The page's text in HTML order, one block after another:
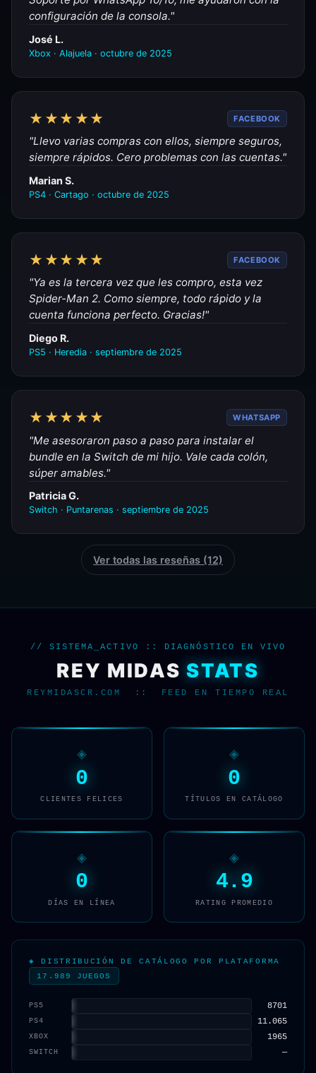
configuración de la consola."
José L.
Xbox · Alajuela · octubre de 2025
★★★★★ FACEBOOK
"Llevo varias compras con ellos, siempre seguros,
siempre rápidos. Cero problemas con las cuentas."
Marian S.
PS4 · Cartago · octubre de 2025
★★★★★ FACEBOOK
"Ya es la tercera vez que les compro, esta vez
Spider-Man 2. Como siempre, todo rápido y la
cuenta funciona perfecto. Gracias!"
Diego R.
PS5 · Heredia · septiembre de 2025
★★★★★ WHATSAPP
"Me asesoraron paso a paso para instalar el
bundle en la Switch de mi hijo. Vale cada colón,
súper amables."
Patricia G.
Switch · Puntarenas · septiembre de 2025
Ver todas las reseñas (12)
// SISTEMA_ACTIVO :: DIAGNÓSTICO EN VIVO
REY MIDAS STATS
REYMIDASCR.COM :: FEED EN TIEMPO REAL
◈
0
CLIENTES FELICES
◈
0
TÍTULOS EN CATÁLOGO
◈
0
DÍAS EN LÍNEA
◈
4.9
RATING PROMEDIO
◈ DISTRIBUCIÓN DE CATÁLOGO POR PLATAFORMA
17.989 JUEGOS
PS5 8701
PS4 11.065
XBOX 1965
SWITCH —